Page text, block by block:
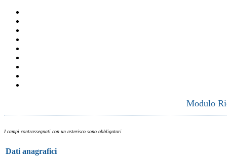
Modulo
I campi contrassegnati con un asterisco sono obbligatori
Dati anagrafici